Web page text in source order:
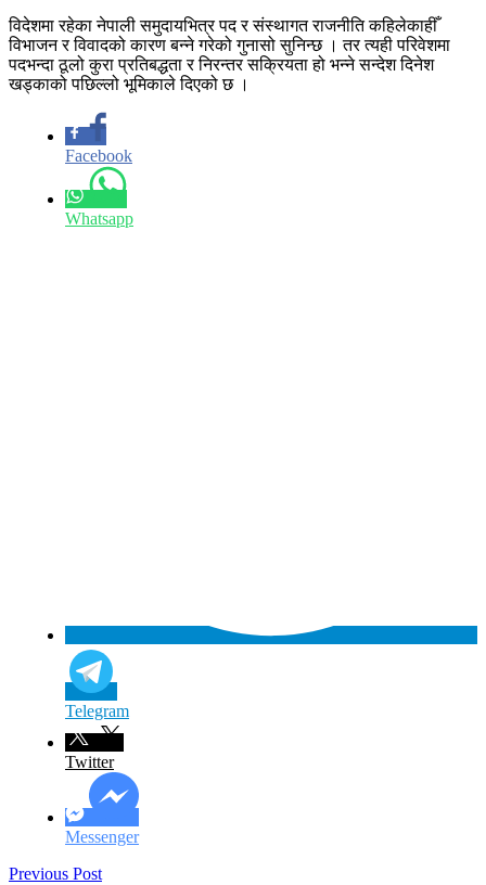
विदेशमा रहेका नेपाली समुदायभित्र पद र संस्थागत राजनीति कहिलेकाहीँ
विभाजन र विवादको कारण बन्ने गरेको गुनासो सुनिन्छ । तर त्यही परिवेशमा
पदभन्दा ठूलो कुरा प्रतिबद्धता र निरन्तर सक्रियता हो भन्ने सन्देश दिनेश
खड्काको पछिल्लो भूमिकाले दिएको छ ।
Facebook
Whatsapp
Telegram
Twitter
Messenger
Previous Post